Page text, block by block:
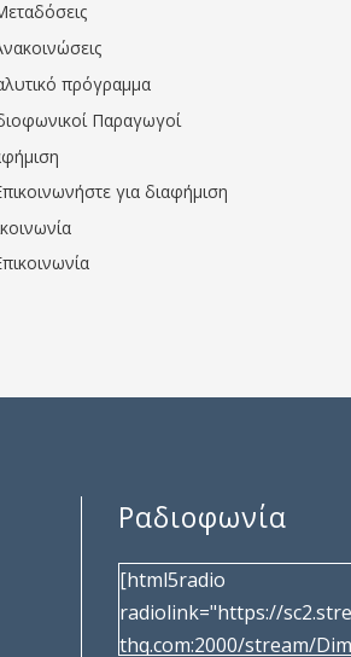
πρόγραμμα
Παραγωγοί
για διαφήμιση
Ραδιοφωνία
[html5radio
radiolink="https://
thq.com:2000/stream/